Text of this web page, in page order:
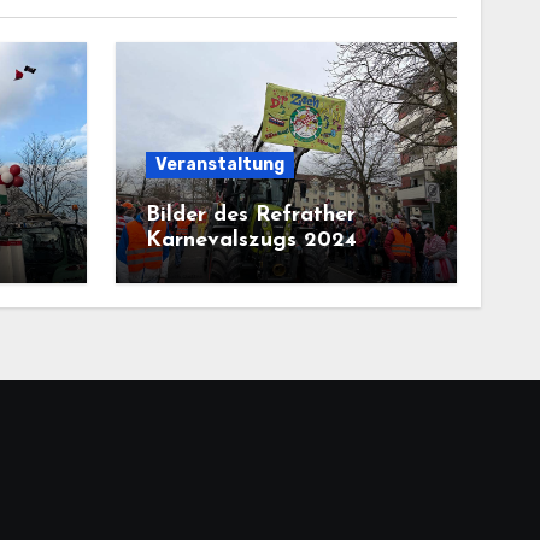
Veranstaltung
Bilder des Refrather
Karnevalszugs 2024